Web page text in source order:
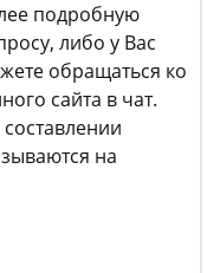
подробную
либо у Вас
обращаться ко
сайта в чат.
на